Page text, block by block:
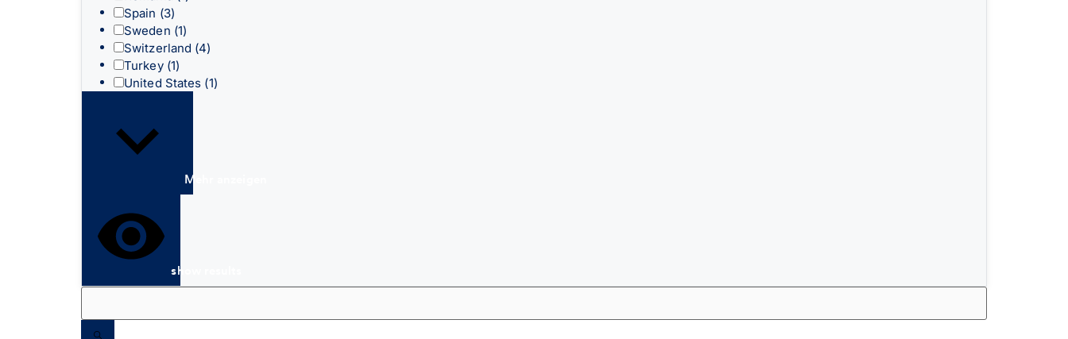
Spain (3)
Sweden (1)
Switzerland (4)
Turkey (1)
United States (1)
Mehr anzeigen
show results